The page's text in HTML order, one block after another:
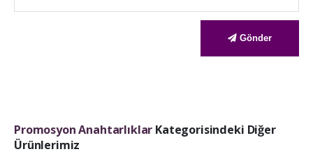
Gönder
Promosyon Anahtarlıklar Kategorisindeki Diğer
Ürünlerimiz